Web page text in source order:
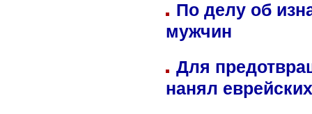
По делу об
мужчин
Для
нанял